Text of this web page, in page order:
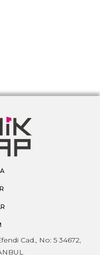
Cad., No: 5 34672,